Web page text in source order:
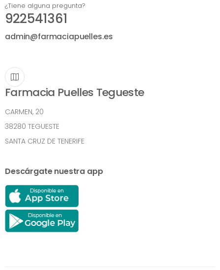
¿Tiene alguna pregunta?
922541361
admin@farmaciapuelles.es
Farmacia Puelles Tegueste
CARMEN, 20
38280 TEGUESTE
SANTA CRUZ DE TENERIFE
Descárgate nuestra app